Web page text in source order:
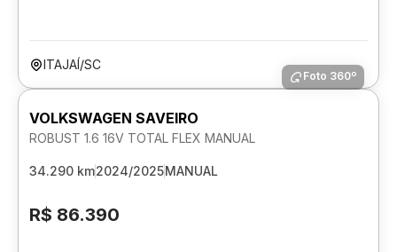
ITAJAÍ/SC
Foto 360º
VOLKSWAGEN SAVEIRO
ROBUST 1.6 16V TOTAL FLEX MANUAL
34.290 km2024/2025MANUAL
R$ 86.390